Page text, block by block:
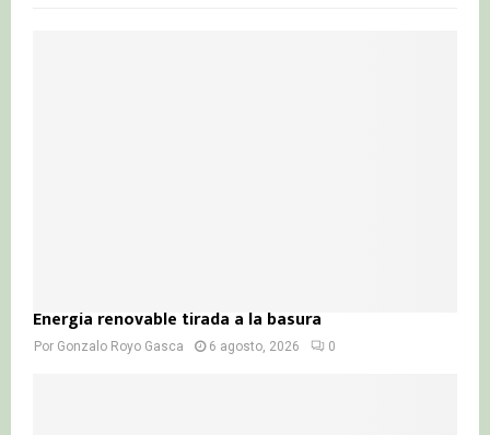
Energía renovable tirada a la basura
Por Gonzalo Royo Gasca 6 agosto, 2026 0